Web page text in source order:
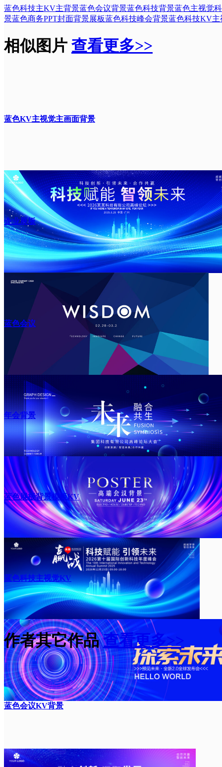
蓝色科技主KV主背景蓝色会议背景蓝色科技背景蓝色主视觉
景蓝色商务PPT封面背景展板蓝色科技峰会背景蓝色科技KV主
相似图片 查看更多>>
蓝色KV主视觉主画面背景
企业展板
蓝色会议
年会背景
蓝色展板背景模板KV
蓝色科技主视觉KV
作者其它作品 查看更多>>
蓝色会议KV背景